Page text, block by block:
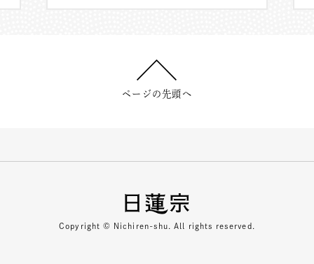
ページの先頭へ
Copyright © Nichiren-shu. All rights reserved.